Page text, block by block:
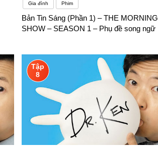
Gia đình Phim
Bản Tin Sáng (Phần 1) – THE MORNING
SHOW – SEASON 1 – Phụ đề song ngữ
Tập
8